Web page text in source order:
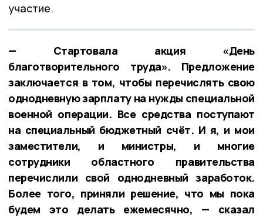
участие.
— Стартовала акция «День
благотворительного труда». Предложение
заключается в том, чтобы перечислять свою
однодневную зарплату на нужды специальной
военной операции. Все средства поступают
на специальный бюджетный счёт. И я, и мои
заместители, и министры, и многие
сотрудники областного правительства
перечислили свой однодневный заработок.
Более того, приняли решение, что мы пока
будем это делать ежемесячно, — сказал